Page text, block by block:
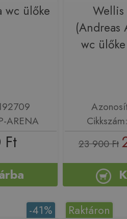
wc ülőke
ARENA
(Andreas
wc
23 900 Ft
-41% Raktáron